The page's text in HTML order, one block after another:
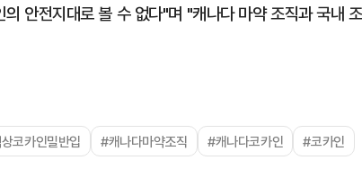
안전지대로 볼 수 없다"며 "캐나다 마약 조직과 국내 조
코카인밀반입 #캐나다마약조직 #캐나다코카인
#코카인